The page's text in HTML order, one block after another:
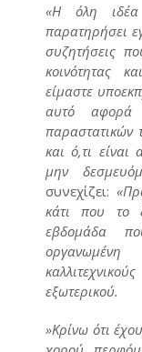
«Η όλη
παρατηρήσει
συζητήσεις
κοινότητας
είμαστε
αυτό αφορά
παραστατικών
και ό,τι είναι
μην
συνεχίζει:
κάτι που το
εβδομάδα
εξωτερικού.
»Κρίνω ότι